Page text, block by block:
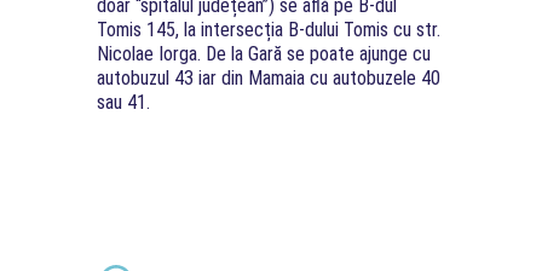
doar “spitalul județean”) se află pe B-dul
Tomis 145, la intersecția B-dului Tomis cu str.
Nicolae Iorga. De la Gară se poate ajunge cu
autobuzul 43 iar din Mamaia cu autobuzele 40
sau 41.